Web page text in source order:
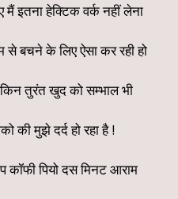
मैं इतना हेक्टिक वर्क नहीं लेना
से बचने के लिए ऐसा कर रही हो
तुरंत खुद को सम्भाल भी
की मुझे दर्द हो रहा है !
पियो दस मिनट आराम